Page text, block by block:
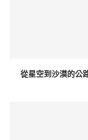
從星空到沙漠的公